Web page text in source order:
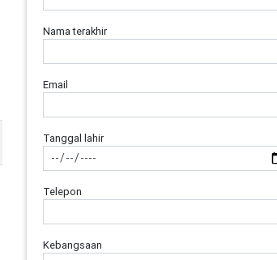
Nama terakhir
Email
Tanggal lahir
Telepon
Kebangsaan